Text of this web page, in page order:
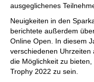
ausgeglichenes
Neuigkeiten in den
berichtete außerdem
Online Open. In diesem
verschiedenen Uhrzeiten
die Möglichkeit zu
Trophy 2022 zu sein.